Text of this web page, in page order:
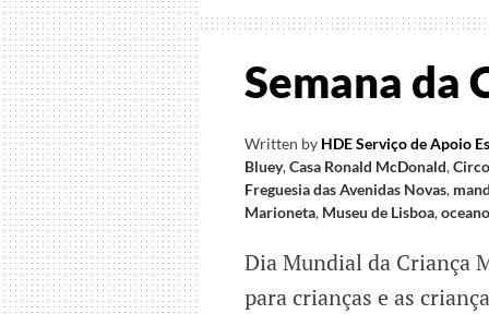
Semana da
Written by HDE Serviço de Apoio
Bluey,Casa Ronald McDonald,
Freguesia das Avenidas Novas,
Marioneta, Museu de Lisboa,
Dia Mundial da Criança
para crianças e as